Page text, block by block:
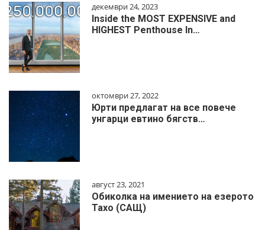
декември 24, 2023
Inside the MOST EXPENSIVE and
HIGHEST Penthouse In…
октомври 27, 2022
Юрти предлагат на все повече
унгарци евтино бягств…
август 23, 2021
Обиколка на имението на езерото
Тахо (САЩ)